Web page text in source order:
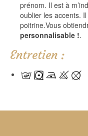
prénom. Il est à
oublier les accents.
poitrine.Vous
personnalisable !.
Entretien :